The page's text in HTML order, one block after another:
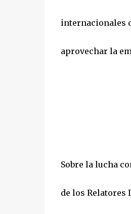
internacionales
aprovechar la
Sobre la lucha
de los Relatores